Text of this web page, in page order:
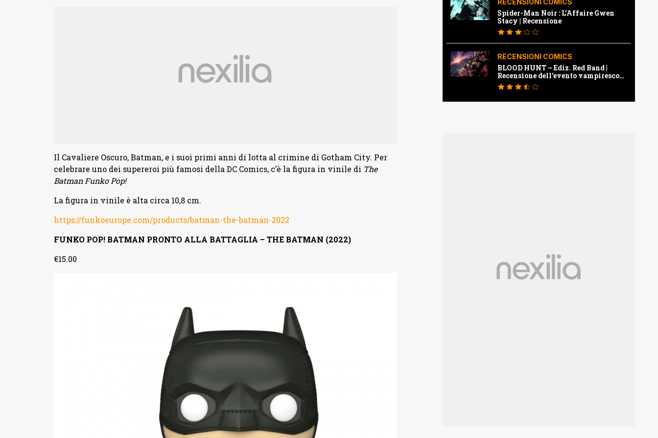
Il Cavaliere Oscuro, Batman, e i suoi primi anni di lotta al crimine di Gotham City. Per
celebrare uno dei supereroi più famosi della DC Comics, c’è la figura in vinile di The
Batman Funko Pop!
La figura in vinile è alta circa 10,8 cm.
https://funkoeurope.com/products/batman-the-batman-2022
FUNKO POP! BATMAN PRONTO ALLA BATTAGLIA – THE BATMAN (2022)
€‌15.00
Spider-Man Noir : L’Affaire Gwen
Stacy | Recensione
RECENSIONI COMICS
BLOOD HUNT – Ediz. Red Band |
Recensione dell’evento vampiresco
della Marvel